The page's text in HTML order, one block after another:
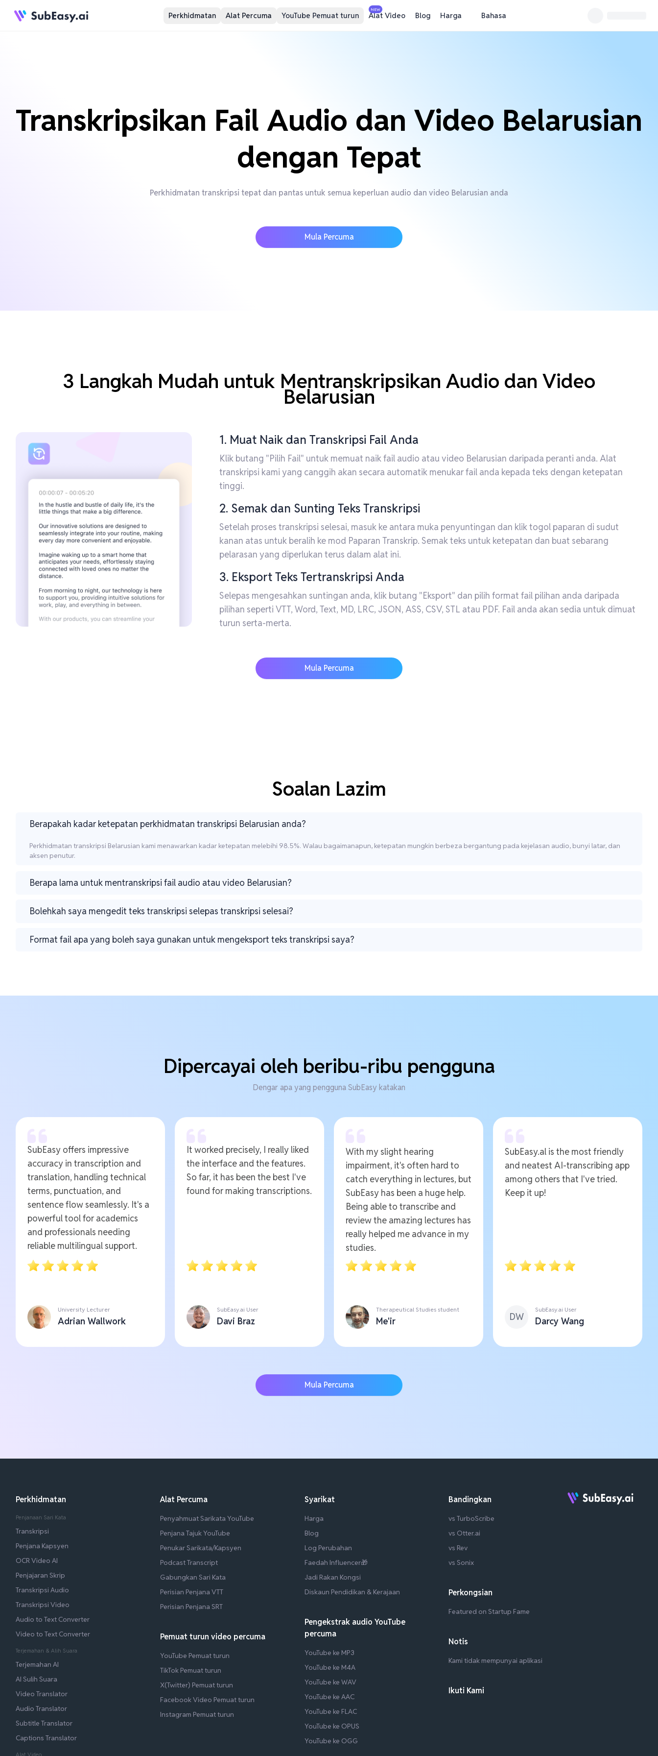
Perkhidmatan Alat Percuma YouTube Pemuat turun
NEW
Alat Video Blog Harga Bahasa
Transkripsikan Fail Audio dan Video Belarusian
dengan Tepat
Perkhidmatan transkripsi tepat dan pantas untuk semua keperluan audio dan video Belarusian anda
Mula Percuma
3 Langkah Mudah untuk Mentranskripsikan Audio dan Video
Belarusian
1. Muat Naik dan Transkripsi Fail Anda
Klik butang "Pilih Fail" untuk memuat naik fail audio atau video Belarusian daripada peranti anda. Alat
transkripsi kami yang canggih akan secara automatik menukar fail anda kepada teks dengan ketepatan
tinggi.
2. Semak dan Sunting Teks Transkripsi
Setelah proses transkripsi selesai, masuk ke antara muka penyuntingan dan klik togol paparan di sudut
kanan atas untuk beralih ke mod Paparan Transkrip. Semak teks untuk ketepatan dan buat sebarang
pelarasan yang diperlukan terus dalam alat ini.
3. Eksport Teks Tertranskripsi Anda
Selepas mengesahkan suntingan anda, klik butang "Eksport" dan pilih format fail pilihan anda daripada
pilihan seperti VTT, Word, Text, MD, LRC, JSON, ASS, CSV, STL atau PDF. Fail anda akan sedia untuk dimuat
turun serta-merta.
Mula Percuma
Soalan Lazim
Berapakah kadar ketepatan perkhidmatan transkripsi Belarusian anda?
Perkhidmatan transkripsi Belarusian kami menawarkan kadar ketepatan melebihi 98.5%. Walau bagaimanapun, ketepatan mungkin berbeza bergantung pada kejelasan audio, bunyi latar, dan
aksen penutur.
Berapa lama untuk mentranskripsi fail audio atau video Belarusian?
Bolehkah saya mengedit teks transkripsi selepas transkripsi selesai?
Format fail apa yang boleh saya gunakan untuk mengeksport teks transkripsi saya?
Dipercayai oleh beribu-ribu pengguna
Dengar apa yang pengguna SubEasy katakan
SubEasy offers impressive
accuracy in transcription and
translation, handling technical
terms, punctuation, and
sentence flow seamlessly. It's a
powerful tool for academics
and professionals needing
reliable multilingual support.
University Lecturer
Adrian Wallwork
It worked precisely, I really liked
the interface and the features.
So far, it has been the best I've
found for making transcriptions.
SubEasy.ai User
Davi Braz
With my slight hearing
impairment, it's often hard to
catch everything in lectures, but
SubEasy has been a huge help.
Being able to transcribe and
review the amazing lectures has
really helped me advance in my
studies.
Therapeutical Studies student
Me'ir
SubEasy.al is the most friendly
and neatest AI-transcribing app
among others that I've tried.
Keep it up!
DW
SubEasy.ai User
Darcy Wang
Mula Percuma
Perkhidmatan
Penjanaan Sari Kata
Transkripsi
Penjana Kapsyen
OCR Video AI
Penjajaran Skrip
Transkripsi Audio
Transkripsi Video
Audio to Text Converter
Video to Text Converter
Terjemahan & Alih Suara
Terjemahan AI
AI Sulih Suara
Video Translator
Audio Translator
Subtitle Translator
Captions Translator
Alat Video
Alat Percuma
Penyahmuat Sarikata YouTube
Penjana Tajuk YouTube
Penukar Sarikata/Kapsyen
Podcast Transcript
Gabungkan Sari Kata
Perisian Penjana VTT
Perisian Penjana SRT
Pemuat turun video percuma
YouTube Pemuat turun
TikTok Pemuat turun
X(Twitter) Pemuat turun
Facebook Video Pemuat turun
Instagram Pemuat turun
Syarikat
Harga
Blog
Log Perubahan
Faedah Influencer🎁
Jadi Rakan Kongsi
Diskaun Pendidikan & Kerajaan
Pengekstrak audio YouTube
percuma
YouTube ke MP3
YouTube ke M4A
YouTube ke WAV
YouTube ke AAC
YouTube ke FLAC
YouTube ke OPUS
YouTube ke OGG
Bandingkan
vs TurboScribe
vs Otter.ai
vs Rev
vs Sonix
Perkongsian
Featured on Startup Fame
Notis
Kami tidak mempunyai aplikasi
Ikuti Kami